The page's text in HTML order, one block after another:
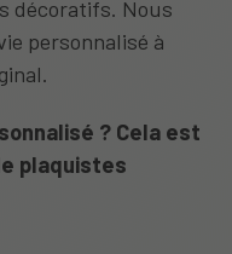
décoratifs. Nous
personnalisé à
? Cela est
plaquistes